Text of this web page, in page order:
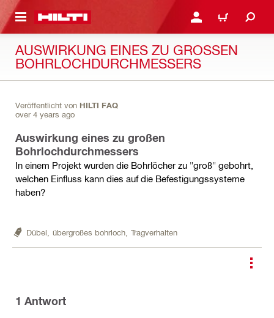
ANMELDEN ODER
WARENKORB
AUSWIRKUNG EINES ZU GROSSEN B
OHRLOCHDURCHMESSERS
Veröffentlicht von HILTI FAQ
over 4 years ago
Auswirkung eines zu großen
Bohrlochdurchmessers
In einem Projekt wurden die Bohrlöcher zu "groß" gebohrt,
welchen Einfluss kann dies auf die Befestigungssysteme
haben?
Dübel, übergroßes bohrloch, Tragverhalten
1 Antwort